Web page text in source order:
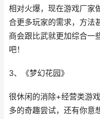
相对火爆，现在游戏厂家
合更多玩家的需求，方法
商会跟比武就更加综合一
吧！
3、《梦幻花园》
很休闲的消除+经营类游
多的奇趣尝试，还有你意